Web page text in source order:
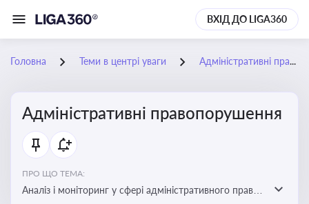
ВХІД ДО LIGA360
Головна Теми в центрі уваги Адміністративні правопорушення
Адміністративні правопорушення
ПРО ЩО ТЕМА:
Аналіз і моніторинг у сфері адміністративного права: